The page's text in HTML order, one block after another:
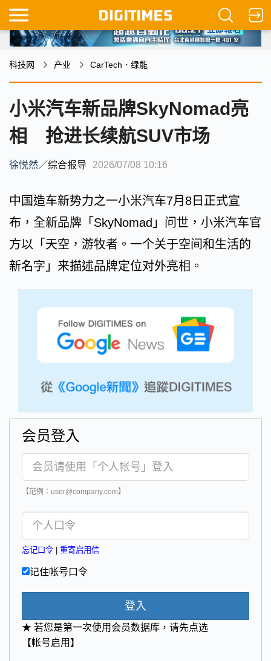
科技网 产业 CarTech．绿能
小米汽车新品牌SkyNomad亮
相 抢进长续航SUV市场
徐悦然／综合报导 2026/07/08 10:16
中国造车新势力之一小米汽车7月8日正式宣
布，全新品牌「SkyNomad」问世，小米汽车官
方以「天空，游牧者。一个关于空间和生活的
新名字」来描述品牌定位对外亮相。
会员登入
【范例：user@company.com】
忘记口令 重寄启用信
记住帐号口令
登入
★ 若您是第一次使用会员数据库，请先点选
【帐号启用】